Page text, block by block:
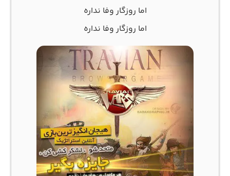
اما روزگار وفا نداره
اما روزگار وفا نداره